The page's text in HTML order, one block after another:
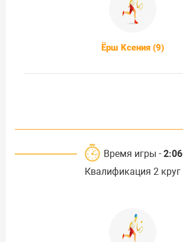
Ёрш Ксения (9)
Время игры - 2:06
Квалификация 2 круг